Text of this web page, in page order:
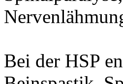
Bei der HSP